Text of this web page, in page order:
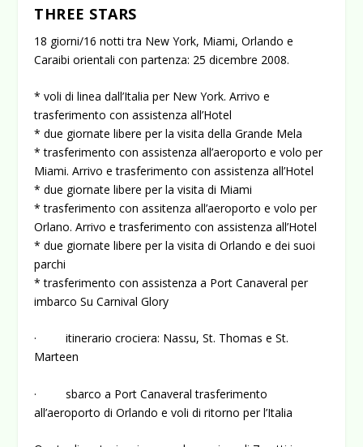
THREE STARS
18 giorni/16 notti tra New York, Miami, Orlando e
Caraibi orientali con partenza: 25 dicembre 2008.
* voli di linea dall’Italia per New York. Arrivo e
trasferimento con assistenza all’Hotel
* due giornate libere per la visita della Grande Mela
* trasferimento con assistenza all’aeroporto e volo per
Miami. Arrivo e trasferimento con assistenza all’Hotel
* due giornate libere per la visita di Miami
* trasferimento con assitenza all’aeroporto e volo per
Orlano. Arrivo e trasferimento con assistenza all’Hotel
* due giornate libere per la visita di Orlando e dei suoi
parchi
* trasferimento con assistenza a Port Canaveral per
imbarco Su Carnival Glory
· itinerario crociera: Nassu, St. Thomas e St.
Marteen
· sbarco a Port Canaveral trasferimento
all’aeroporto di Orlando e voli di ritorno per l’Italia